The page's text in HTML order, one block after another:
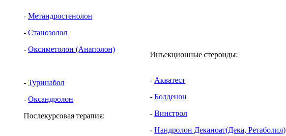
- Метандростенолон
- Станозолол
- Оксиметолон (Анаполон)
- Туринабол
- Оксандролон
Послекурсовая терапия:
Инъекционные стероиды:
- Акватест
- Болденон
- Винстрол
- Нандролон Деканоат(Дека, Ретаболил)